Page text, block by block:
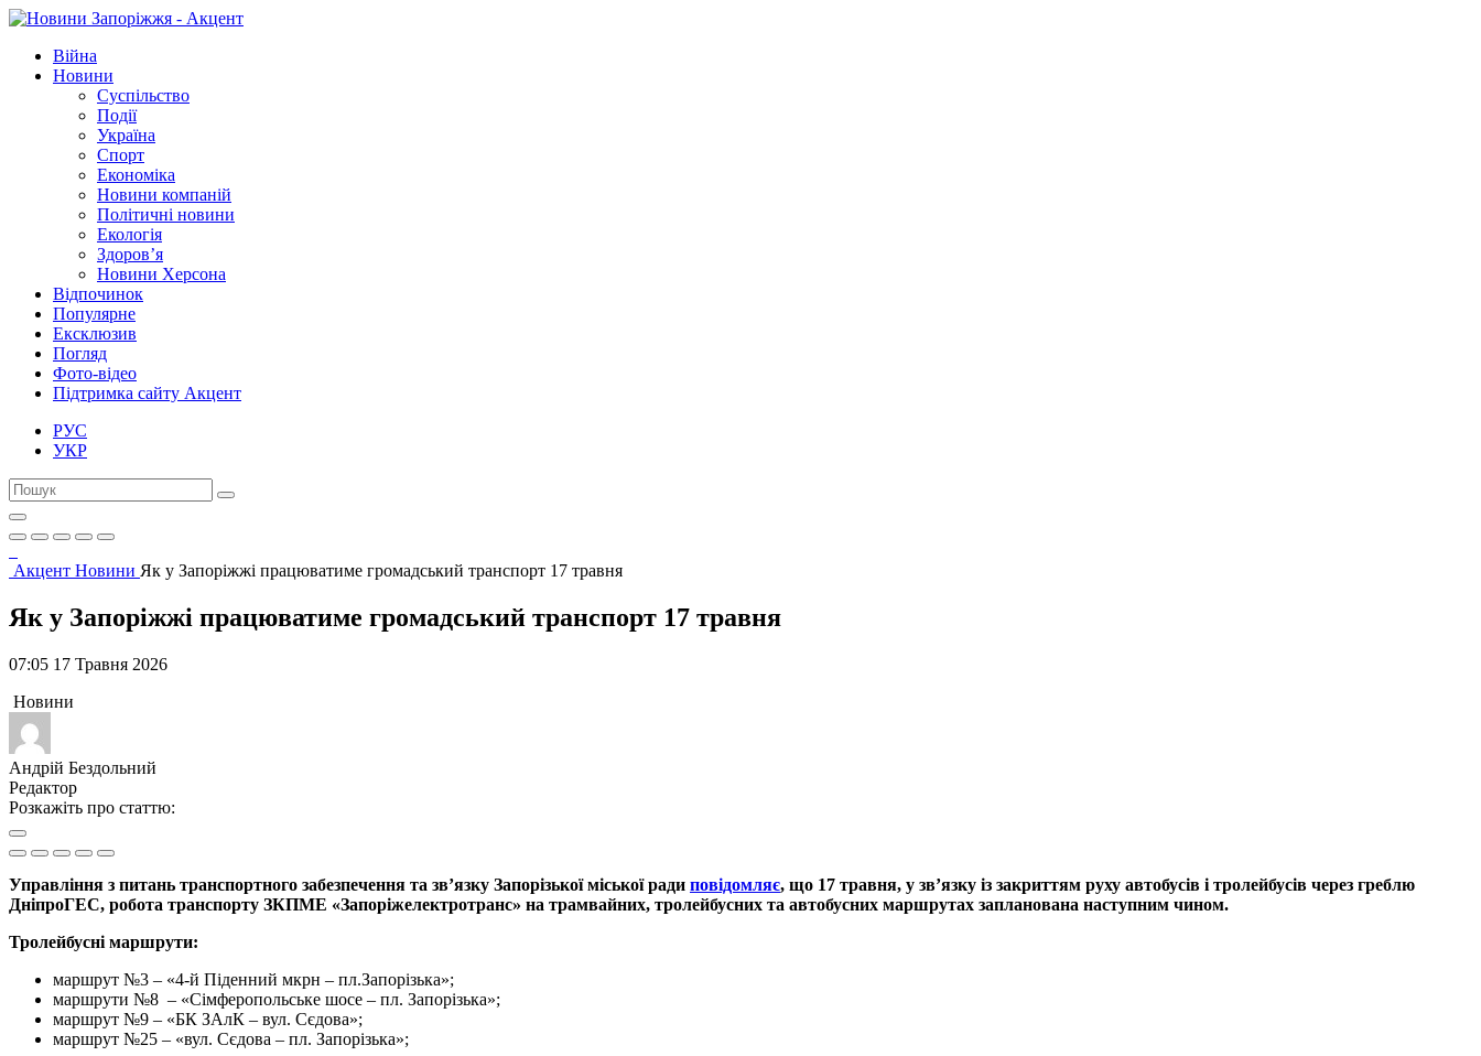
Війна
Новини
Суспільство
Події
Україна
Спорт
Економіка
Новини компаній
Політичні новини
Екологія
Здоров’я
Новини Херсона
Відпочинок
Популярне
Ексклюзив
Погляд
Фото-відео
Підтримка сайту Акцент
РУС
УКР
Акцент Новини Як у Запоріжжі працюватиме громадський транспорт 17 травня
Як у Запоріжжі працюватиме громадський транспорт 17 травня
07:05 17 Травня 2026
Новини
Андрій Бездольний
Редактор
Розкажіть про статтю:
Управління з питань транспортного забезпечення та зв’язку Запорізької міської ради повідомляє, що 17 травня, у зв’язку із закриттям руху автобусів і тролейбусів через греблю
ДніпроГЕС, робота транспорту ЗКПМЕ «Запоріжелектротранс» на трамвайних, тролейбусних та автобусних маршрутах запланована наступним чином.
Тролейбусні маршрути:
маршрут №3 – «4-й Піденний мкрн – пл.Запорізька»;
маршрути №8 – «Сімферопольське шосе – пл. Запорізька»;
маршрут №9 – «БК ЗАлК – вул. Сєдова»;
маршрут №25 – «вул. Сєдова – пл. Запорізька»;